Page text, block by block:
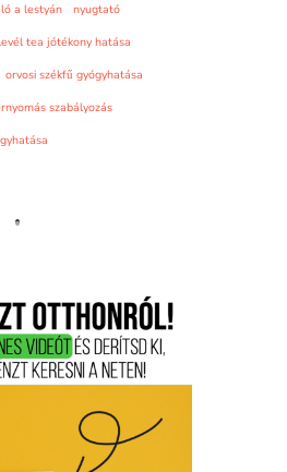
a lestyán
nyugtató
tea jótékony hatása
orvosi székfű gyógyhatása
szabályozás